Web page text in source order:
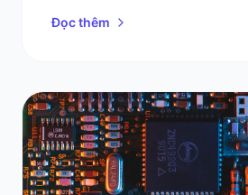
Đọc thêm